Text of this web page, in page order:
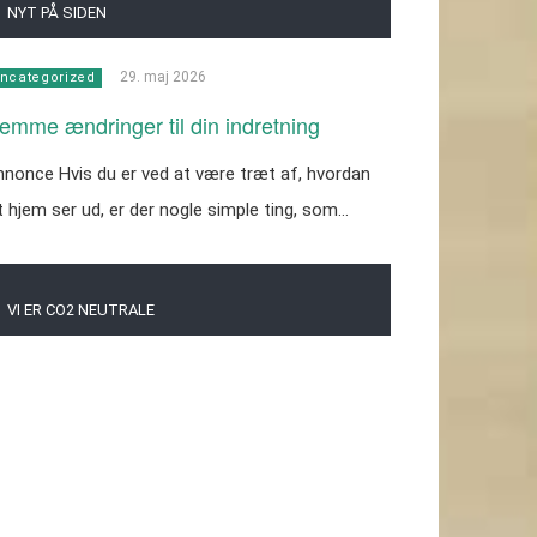
NYT PÅ SIDEN
29. maj 2026
ændringer til din indretning
Hvis du er ved at være træt af, hvordan
hjem ser ud, er der nogle simple ting, som…
VI ER CO2 NEUTRALE